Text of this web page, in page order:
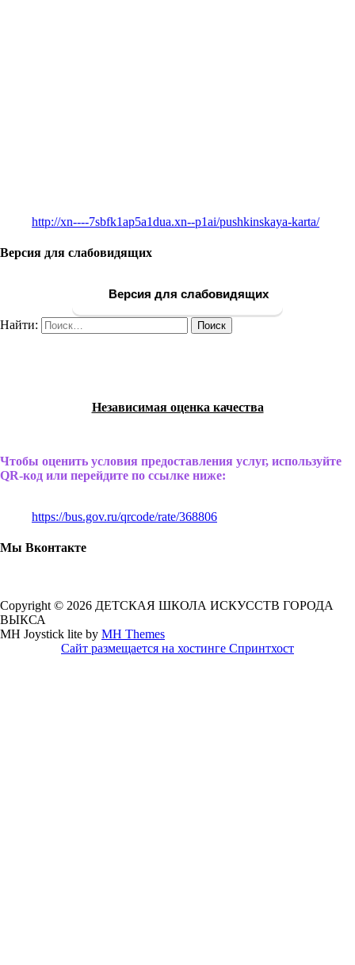
http://xn----7sbfk1ap5a1dua.xn--p1ai/pushkinskaya-karta/
Версия для слабовидящих
Версия для слабовидящих
Найти:
Независимая оценка качества
Чтобы оценить условия предоставления услуг, используйте
QR-код или перейдите по ссылке ниже:
https://bus.gov.ru/qrcode/rate/368806
Мы Вконтакте
Copyright © 2026 ДЕТСКАЯ ШКОЛА ИСКУССТВ ГОРОДА
ВЫКСА
MH Joystick lite by MH Themes
Сайт размещается на хостинге Спринтхост